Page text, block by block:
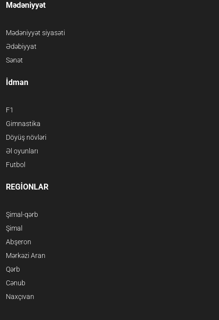
Mədəniyyət
Mədəniyyət siyasəti
Ədəbiyyat
Sənət
İdman
F1
Gimnastika
Döyüş növləri
Əl oyunları
Futbol
REGİONLAR
Şimal-qərb
Şimal
Abşeron
Mərkəzi Aran
Qərb
Cənub
Naxçıvan